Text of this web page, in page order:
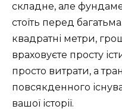
складне, але
стоїть перед
квадратні метри,
враховуєте просту
просто витрати, а
повсякденного
вашої історії.